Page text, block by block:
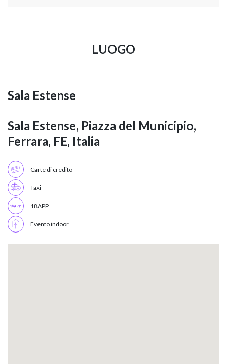
LUOGO
Sala Estense
Sala Estense, Piazza del Municipio,
Ferrara, FE, Italia
Carte di credito
Taxi
18APP
Evento indoor